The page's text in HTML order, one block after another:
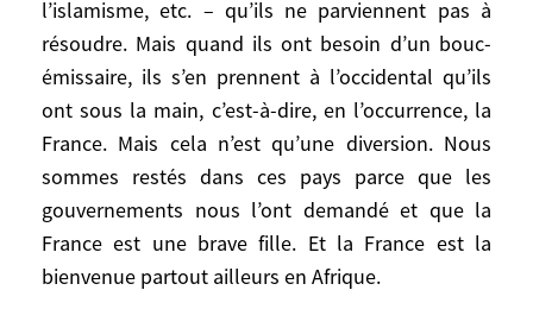
l’islamisme, etc. – qu’ils ne parviennent pas à
résoudre. Mais quand ils ont besoin d’un bouc-
émissaire, ils s’en prennent à l’occidental qu’ils
ont sous la main, c’est-à-dire, en l’occurrence, la
France. Mais cela n’est qu’une diversion. Nous
sommes restés dans ces pays parce que les
gouvernements nous l’ont demandé et que la
France est une brave fille. Et la France est la
bienvenue partout ailleurs en Afrique.
Pas nécessairement. Elle était morte
depuis quinze ans, mais selon un dernier
sondage, si 26 % des Israéliens veulent
déplacer les Palestiniens en Cisjordanie, 32
% sont à nouveau favorables à la solution
à deux États. Ce tiers est un levier pour un
processus de paix, qui rejoint l’attente de
l’administration Biden. Sinon, quelle est
l’alternative pour garantir à long terme la